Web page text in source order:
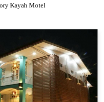
Kayah Motel